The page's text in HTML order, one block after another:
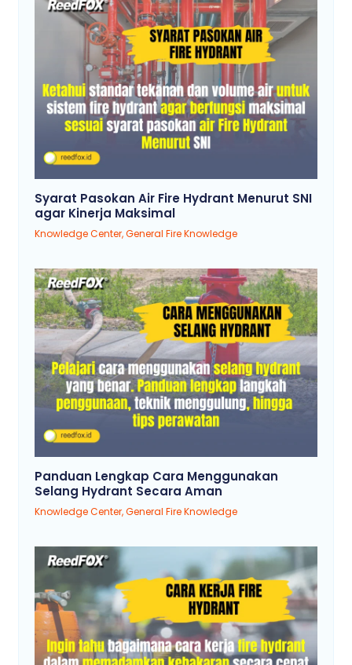
Syarat Pasokan Air Fire Hydrant Menurut SNI
agar Kinerja Maksimal
Knowledge Center,General Fire Knowledge
Panduan Lengkap Cara Menggunakan
Selang Hydrant Secara Aman
Knowledge Center,General Fire Knowledge